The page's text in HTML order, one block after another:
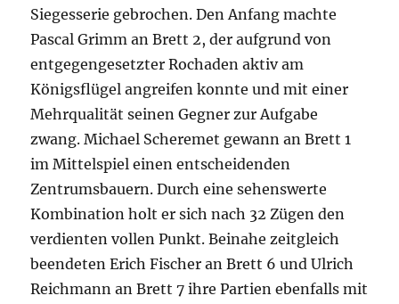
Siegesserie gebrochen. Den Anfang machte
Pascal Grimm an Brett 2, der aufgrund von
entgegengesetzter Rochaden aktiv am
Königsflügel angreifen konnte und mit einer
Mehrqualität seinen Gegner zur Aufgabe
zwang. Michael Scheremet gewann an Brett 1
im Mittelspiel einen entscheidenden
Zentrumsbauern. Durch eine sehenswerte
Kombination holt er sich nach 32 Zügen den
verdienten vollen Punkt. Beinahe zeitgleich
beendeten Erich Fischer an Brett 6 und Ulrich
Reichmann an Brett 7 ihre Partien ebenfalls mit